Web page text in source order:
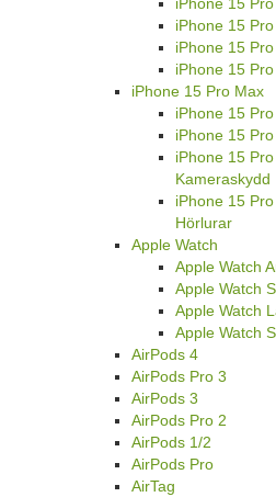
iPhone 15
iPhone 15
iPhone 15
iPhone 15
iPhone 15 Pro Max
iPhone 15
iPhone 15
iPhone 15
Kameraskydd
iPhone 15
Hörlurar
Apple Watch
Apple Watch
Apple Watch
Apple Watch
Apple Watch
AirPods 4
AirPods Pro 3
AirPods 3
AirPods Pro 2
AirPods 1/2
AirPods Pro
AirTag